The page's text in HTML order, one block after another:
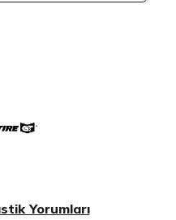
Yorumları